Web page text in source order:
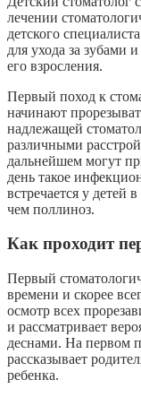
лечении
детского
для ухода за зубами
его взросления.
Первый поход к
начинают
надлежащей
различными
дальнейшем могут
день такое
встречается у детей
чем поллиноз.
Как проходит
Первый
времени и скорее
осмотр всех
и рассматривает
деснами. На первом
рассказывает
ребенка.